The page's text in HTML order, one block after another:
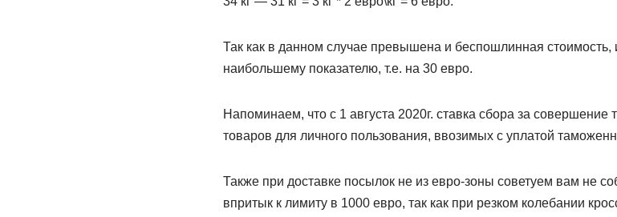
Так как в данном случае превышена и беспошлинная стоимость,
наибольшему показателю, т.е. на 30 евро.
Напоминаем, что с 1 августа 2020г. ставка сбора за
товаров для личного пользования, ввозимых с уплатой
Также при доставке посылок не из евро-зоны советуем вам не
впритык к лимиту в 1000 евро, так как при резком колебании